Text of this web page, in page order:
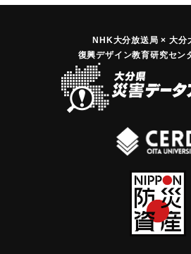
NHK大分放送局 × 大分
復興デザイン教育研究セン